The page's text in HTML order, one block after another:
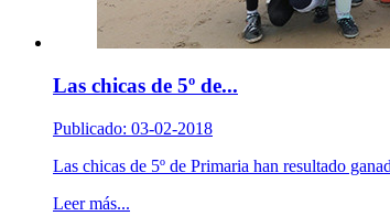
Las chicas de 5º de...
Publicado: 03-02-2018
Las chicas de 5º de Primaria han resultado
Leer más...